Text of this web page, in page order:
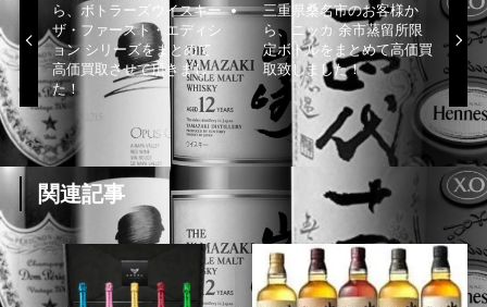
ら、ボトラーズウイスキー
ザ・ファースト・エディシ
ョン シリーズをまとめて
高価買取させて頂きまし
た！
三重県桑名市のお客様か
ら、ニッカ 余市蒸留所限
定ボトルをまとめて高価買
取致しました！
関連記事